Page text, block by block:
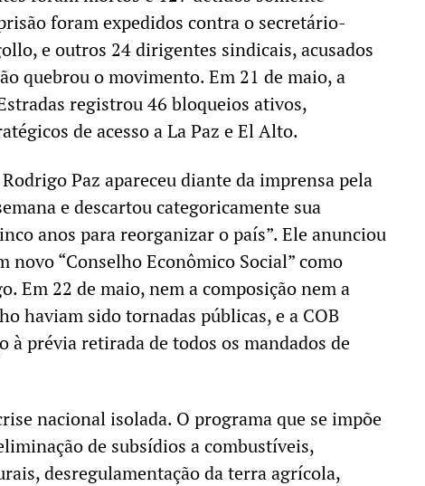
foram expedidos contra o secretário-
e outros 24 dirigentes sindicais, acusados
quebrou o movimento. Em 21 de maio, a
registrou 46 bloqueios ativos,
de acesso a La Paz e El Alto.
Paz apareceu diante da imprensa pela
e descartou categoricamente sua
anos para reorganizar o país”. Ele anunciou
“Conselho Econômico Social” como
Em 22 de maio, nem a composição nem a
haviam sido tornadas públicas, e a COB
prévia retirada de todos os mandados de
nacional isolada. O programa que se impõe
de subsídios a combustíveis,
desregulamentação da terra agrícola,